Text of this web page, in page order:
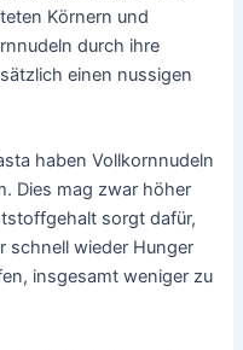
Körnern und
durch ihre
einen nussigen
haben Vollkornnudeln
Dies mag zwar höher
sorgt dafür,
schnell wieder Hunger
insgesamt weniger zu